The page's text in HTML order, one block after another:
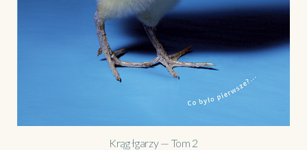
Krąg łgarzy — Tom 2